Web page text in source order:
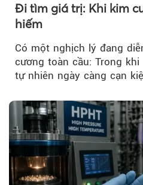
Đi tìm giá trị: Khi kim
hiếm
Có một nghịch lý đang
cương toàn cầu: Trong
tự nhiên ngày càng cạn